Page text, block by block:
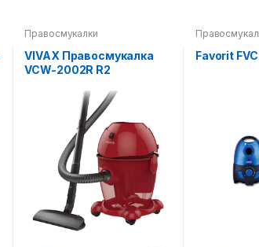
Правосмукалки
VIVAX Правосмукалка
VCW-2002R R2
Favorit FVC